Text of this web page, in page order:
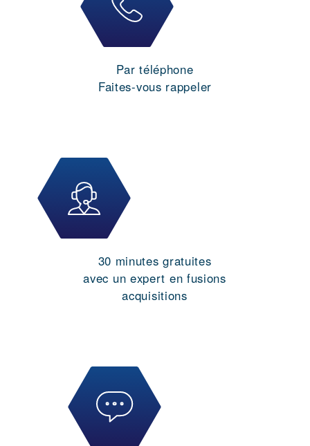
Par téléphone
Faites-vous rappeler
30 minutes gratuites
avec un expert en fusions
acquisitions